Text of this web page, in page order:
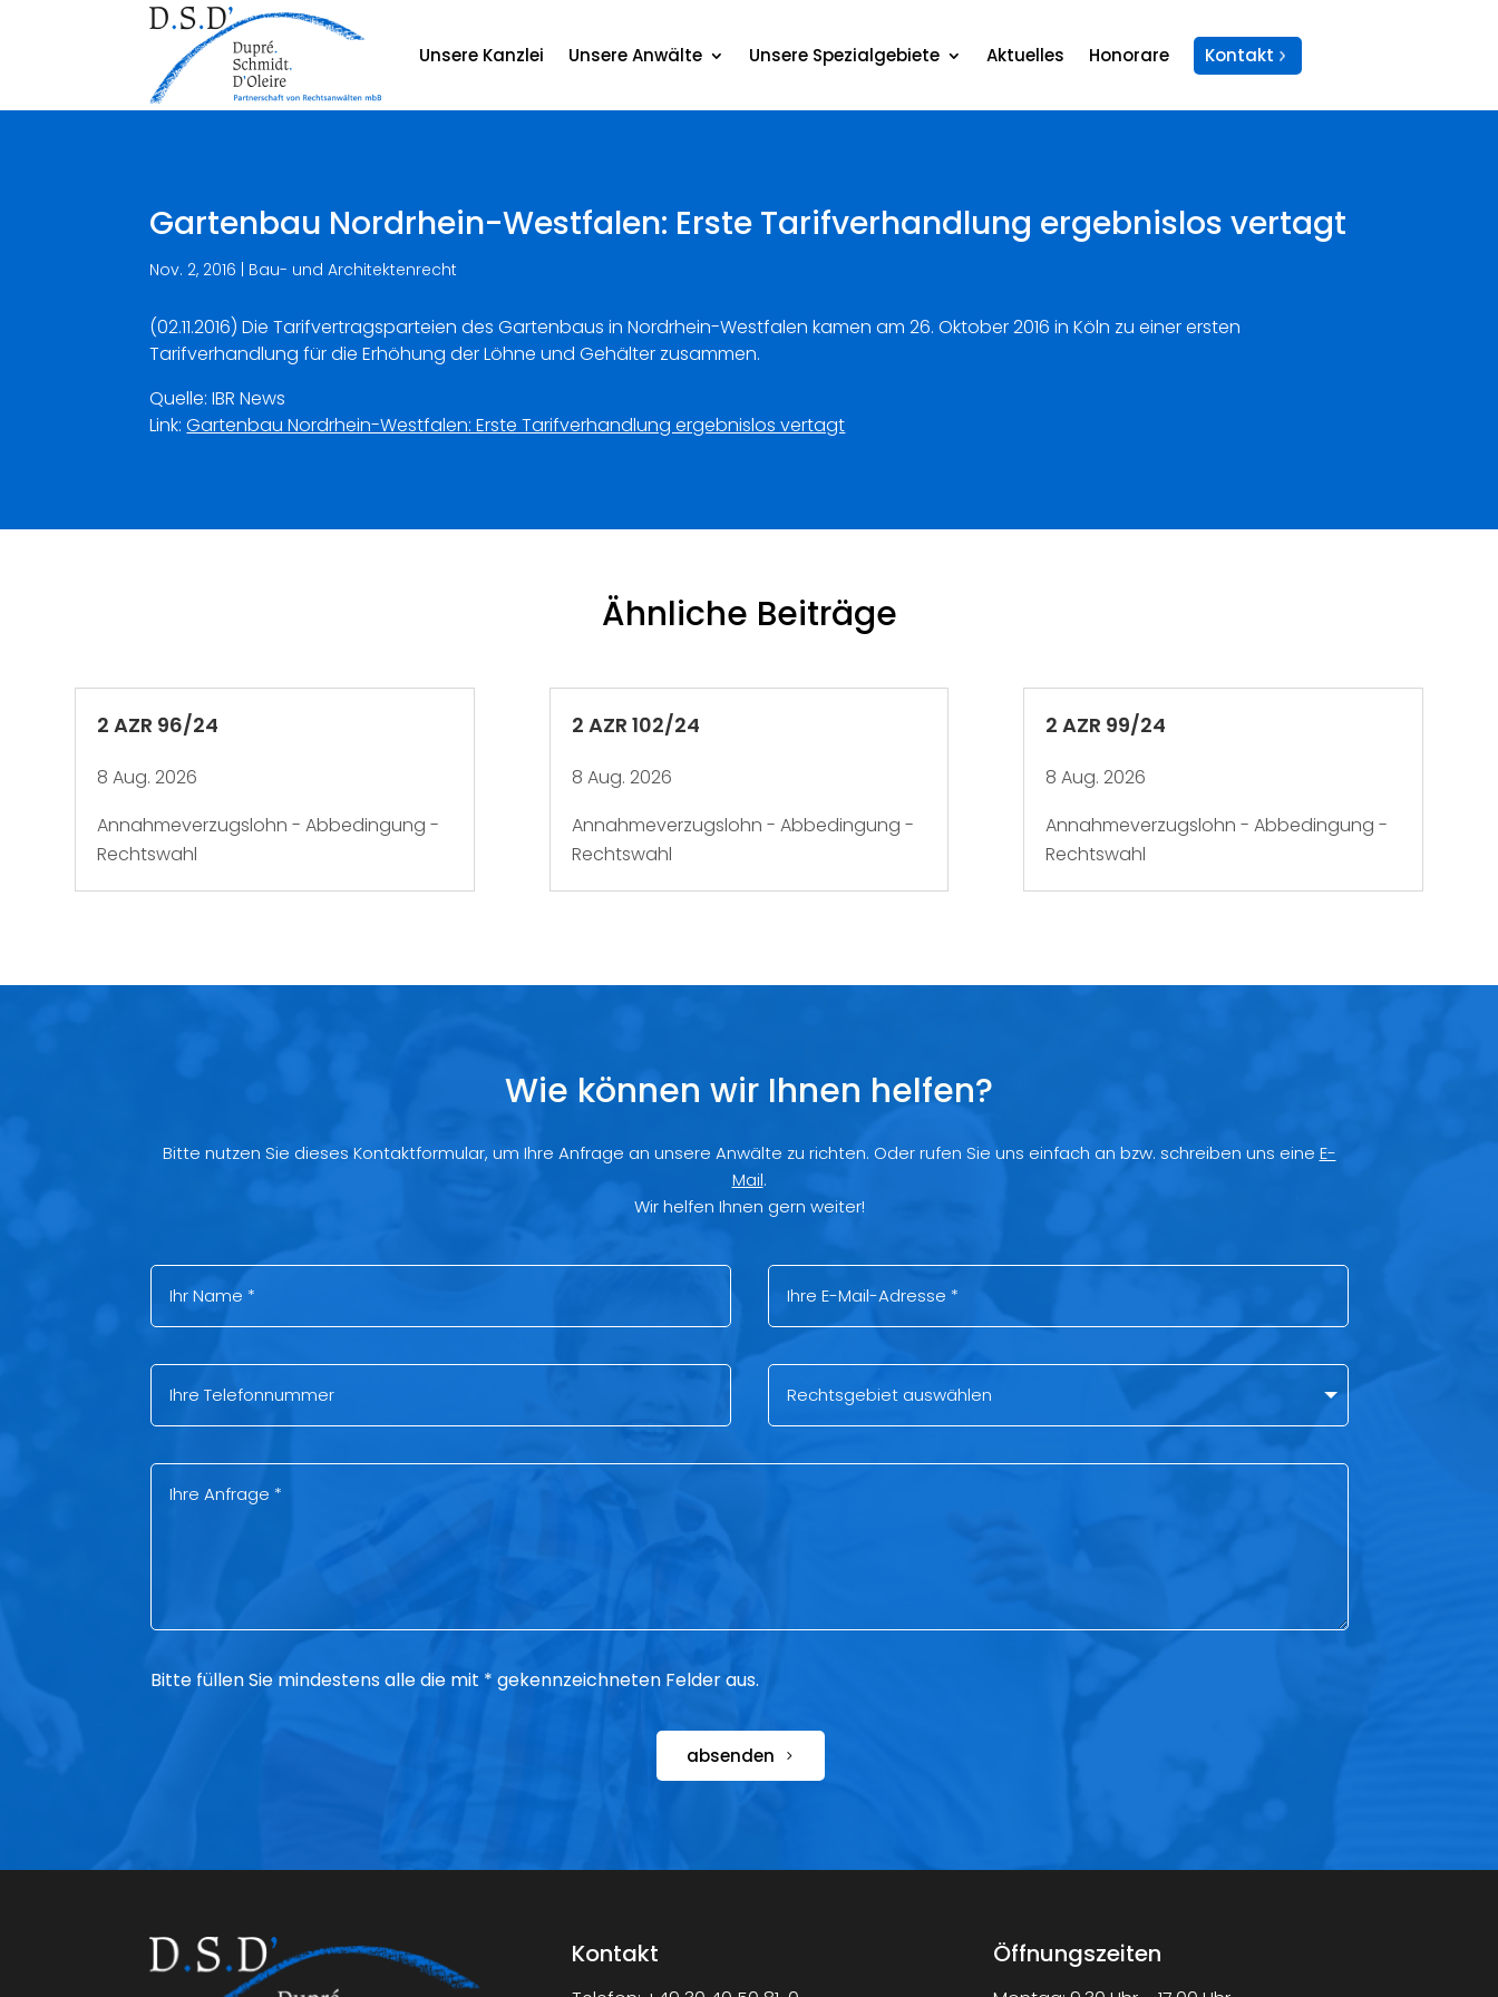
Unsere Kanzlei Unsere Anwälte Unsere Spezialgebiete Aktuelles Honorare Kontakt
Gartenbau Nordrhein-Westfalen: Erste Tarifverhandlung ergebnislos vertagt
Nov. 2, 2016 | Bau- und Architektenrecht
(02.11.2016) Die Tarifvertragsparteien des Gartenbaus in Nordrhein-Westfalen kamen am 26. Oktober 2016 in Köln zu einer ersten
Tarifverhandlung für die Erhöhung der Löhne und Gehälter zusammen.
Quelle: IBR News
Link:Gartenbau Nordrhein-Westfalen: Erste Tarifverhandlung ergebnislos vertagt
Ähnliche Beiträge
2 AZR 96/24
8 Aug. 2026
Annahmeverzugslohn - Abbedingung -
Rechtswahl
2 AZR 102/24
8 Aug. 2026
Annahmeverzugslohn - Abbedingung -
Rechtswahl
2 AZR 99/24
8 Aug. 2026
Annahmeverzugslohn - Abbedingung -
Rechtswahl
Wie können wir Ihnen helfen?
Bitte nutzen Sie dieses Kontaktformular, um Ihre Anfrage an unsere Anwälte zu richten. Oder rufen Sie uns einfach an bzw. schreiben uns eine E-
Mail.
Wir helfen Ihnen gern weiter!
Bitte füllen Sie mindestens alle die mit * gekennzeichneten Felder aus.
absenden
Kontakt Öffnungszeiten